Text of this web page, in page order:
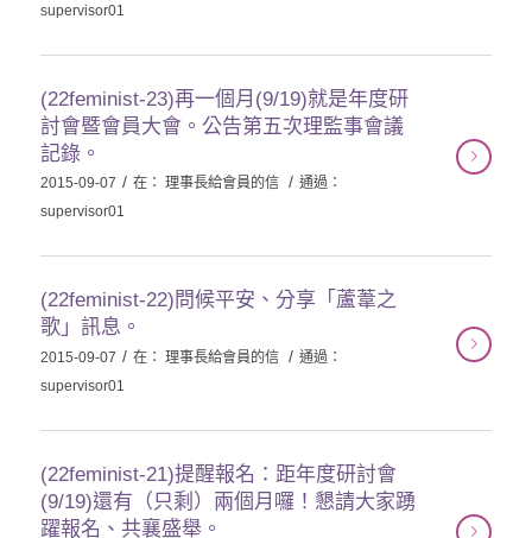
supervisor01
(22feminist-23)再一個月(9/19)就是年度研
討會暨會員大會。公告第五次理監事會議
記錄。
2015-09-07 / 在： 理事長給會員的信 / 通過：
supervisor01
(22feminist-22)問候平安、分享「蘆葦之
歌」訊息。
2015-09-07 / 在： 理事長給會員的信 / 通過：
supervisor01
(22feminist-21)提醒報名：距年度研討會
(9/19)還有（只剩）兩個月囉！懇請大家踴
躍報名、共襄盛舉。